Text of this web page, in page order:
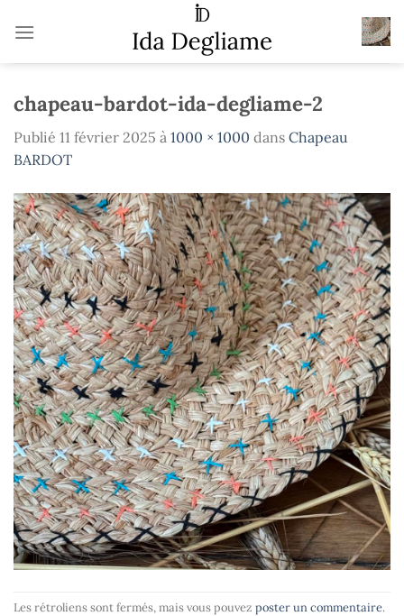
chapeau-bardot-ida-degliame-2
Publié 11 février 2025 à 1000 × 1000 dans Chapeau
BARDOT
Les rétroliens sont fermés, mais vous pouvez poster un commentaire.